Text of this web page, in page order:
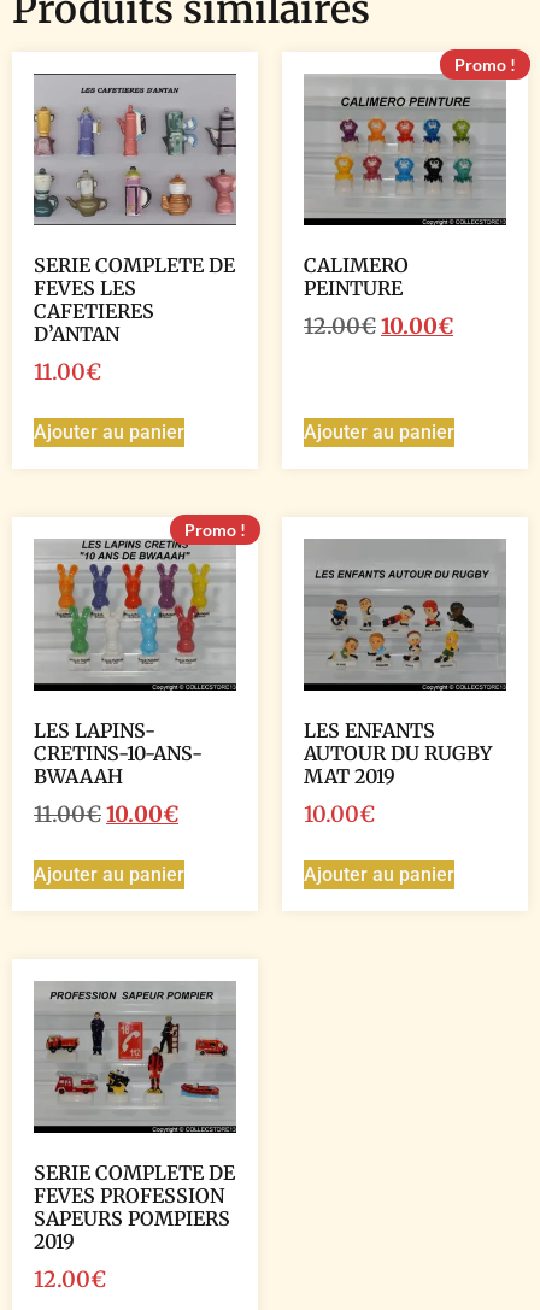
Produits similaires
SERIE COMPLETE DE
FEVES LES
CAFETIERES
D’ANTAN
11.00€
Ajouter au panier
Promo !
CALIMERO
PEINTURE
12.00€10.00€
Ajouter au panier
Promo !
LES LAPINS-
CRETINS-10-ANS-
BWAAAH
11.00€10.00€
Ajouter au panier
LES ENFANTS
AUTOUR DU RUGBY
MAT 2019
10.00€
Ajouter au panier
SERIE COMPLETE DE
FEVES PROFESSION
SAPEURS POMPIERS
2019
12.00€